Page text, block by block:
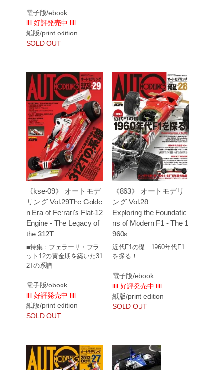
電子版/ebook
llll 好評発売中 llll
紙版/print edition
SOLD OUT
《kse-09》 オートモデ
リング Vol.29The Golde
n Era of Ferrari's Flat-12
Engine - The Legacy of
the 312T
■特集：フェラーリ・フラ
ット12の黄金期を築いた31
2Tの系譜
電子版/ebook
llll 好評発売中 llll
紙版/print edition
SOLD OUT
《863》 オートモデリ
ング Vol.28
Exploring the Foundatio
ns of Modern F1 - The 1
960s
近代F1の礎 1960年代F1
を探る！
電子版/ebook
llll 好評発売中 llll
紙版/print edition
SOLD OUT